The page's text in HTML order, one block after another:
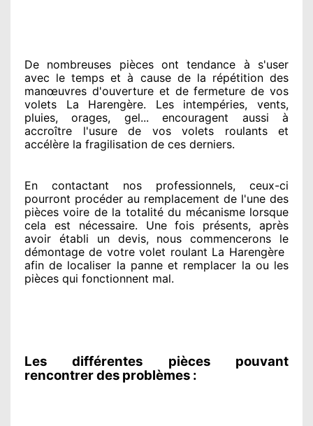
De nombreuses pièces ont tendance à s'user
avec le temps et à causede la répétition des
manœuvres d'ouverture et de fermeture de vos
volets La Harengère. Les intempéries, vents,
pluies, orages, gel... encouragent aussi à
accroître l'usure de vos volets roulants et
accélère la fragilisation de ces derniers.
En contactant nos professionnels, ceux-ci
pourront procéder au remplacement de l'une des
pièces voire de la totalitédu mécanisme lorsque
cela est nécessaire. Une fois présents, après
avoir établi un devis, nous commencerons le
démontage de votre volet roulant La Harengère
afin de localiser la panne et remplacer la ou les
pièces qui fonctionnent mal.
Les différentes pièces pouvant
rencontrer des problèmes :